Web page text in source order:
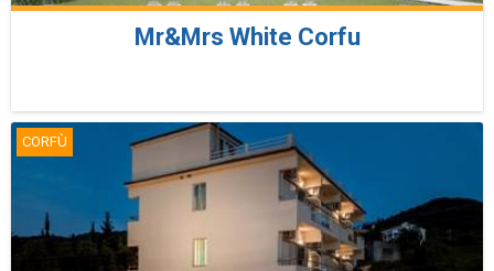
Mr&Mrs White Corfu
CORFÙ